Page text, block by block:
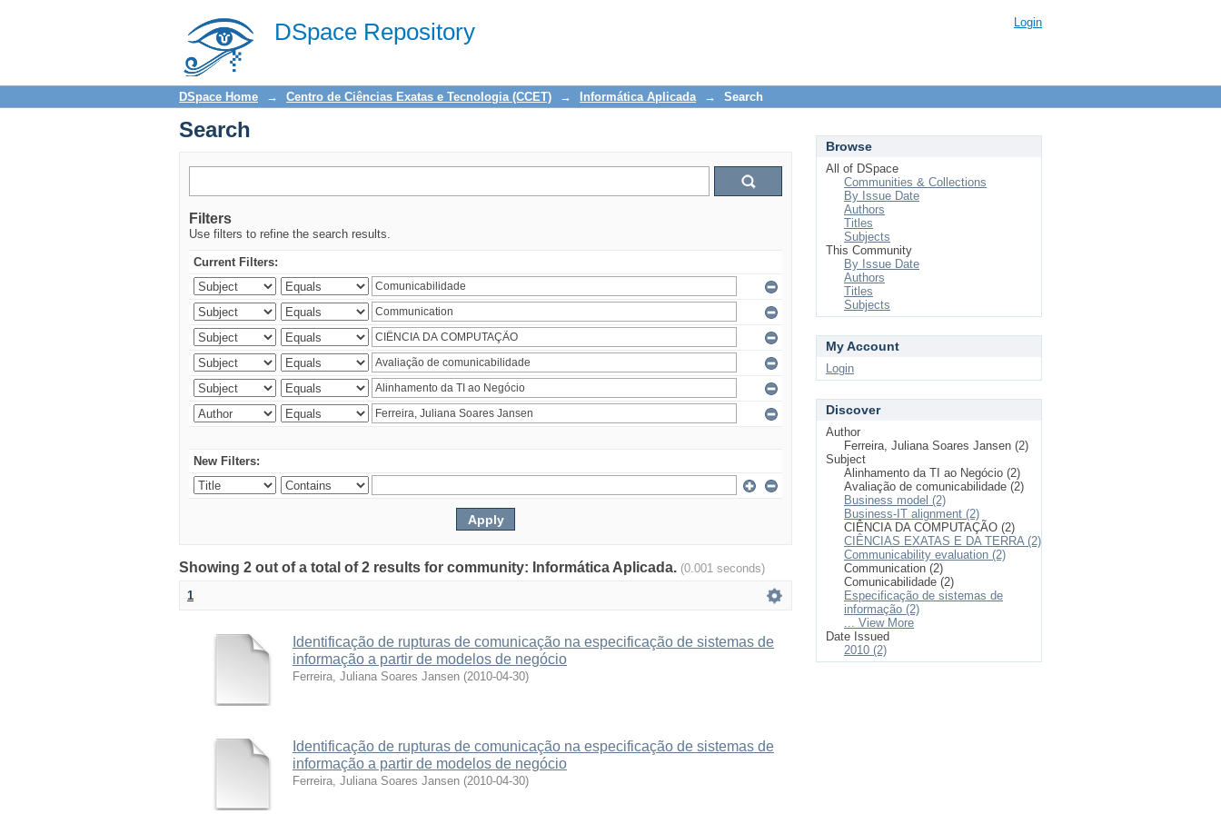
DSpace Repository
Search Login
DSpace Home → Centro de Ciências Exatas e Tecnologia (CCET) → Informática Aplicada → Search
Search
Filters
Use filters to refine the search results.
Current Filters:
New Filters:
Showing 2 out of a total of 2 results for community: Informática Aplicada. (0.001 seconds)
1
Identificação de rupturas de comunicação na especificação de sistemas de
informação a partir de modelos de negócio
Ferreira, Juliana Soares Jansen (2010-04-30)
Identificação de rupturas de comunicação na especificação de sistemas de
informação a partir de modelos de negócio
Ferreira, Juliana Soares Jansen (2010-04-30)
Browse
All of DSpace
Communities & Collections
By Issue Date
Authors
Titles
Subjects
This Community
By Issue Date
Authors
Titles
Subjects
My Account
Login
Discover
Author
Ferreira, Juliana Soares Jansen (2)
Subject
Alinhamento da TI ao Negócio (2)
Avaliação de comunicabilidade (2)
Business model (2)
Business-IT alignment (2)
CIÊNCIA DA COMPUTAÇÃO (2)
CIÊNCIAS EXATAS E DA TERRA (2)
Communicability evaluation (2)
Communication (2)
Comunicabilidade (2)
Especificação de sistemas de
informação (2)
... View More
Date Issued
2010 (2)